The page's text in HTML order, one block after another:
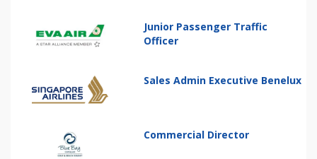
Junior Passenger Traffic
Officer
Sales Admin Executive Benelux
Commercial Director